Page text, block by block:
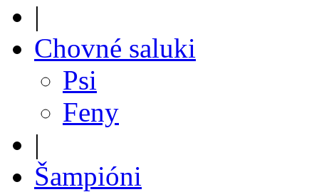
|
Chovné saluki
Psi
Feny
|
Šampióni